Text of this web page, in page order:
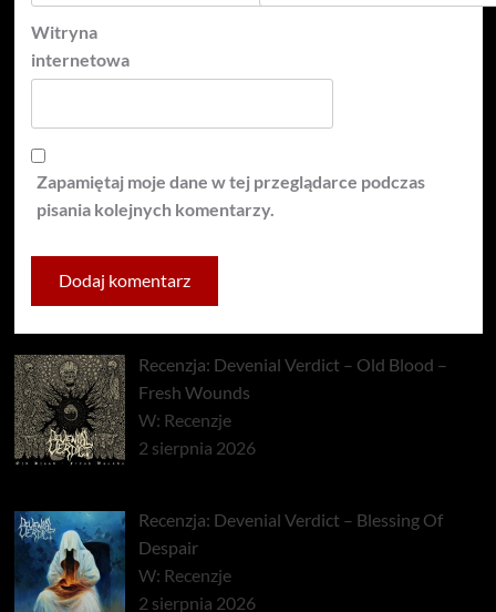
Witryna
internetowa
Zapamiętaj moje dane w tej przeglądarce podczas
pisania kolejnych komentarzy.
Recenzja: Devenial Verdict – Old Blood –
Fresh Wounds
W: Recenzje
2 sierpnia 2026
Recenzja: Devenial Verdict – Blessing Of
Despair
W: Recenzje
2 sierpnia 2026